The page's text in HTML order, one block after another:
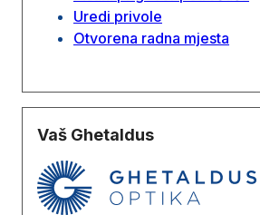
Uredi privole
Otvorena radna mjesta
Vaš Ghetaldus